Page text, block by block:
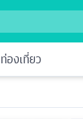
องเที่ยว